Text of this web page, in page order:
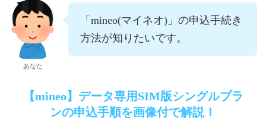
あなた
「mineo(マイネオ)」の申込手続き
方法が知りたいです。
【mineo】データ専用SIM版シングルプラ
ンの申込手順を画像付で解説！